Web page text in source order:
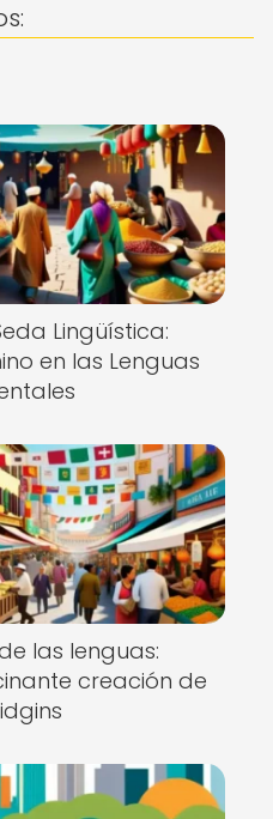
Lingüística:
en las Lenguas
las lenguas:
creación de